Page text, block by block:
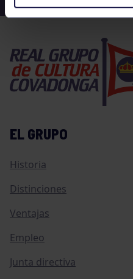
EL GRUPO
Historia
Distinciones
Ventajas
Empleo
Junta directiva